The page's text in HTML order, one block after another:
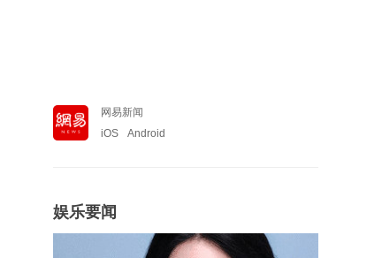
网易新闻
iOS
Android
娱乐要闻